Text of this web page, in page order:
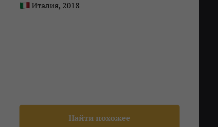
Италия, 2018
Найти похожее